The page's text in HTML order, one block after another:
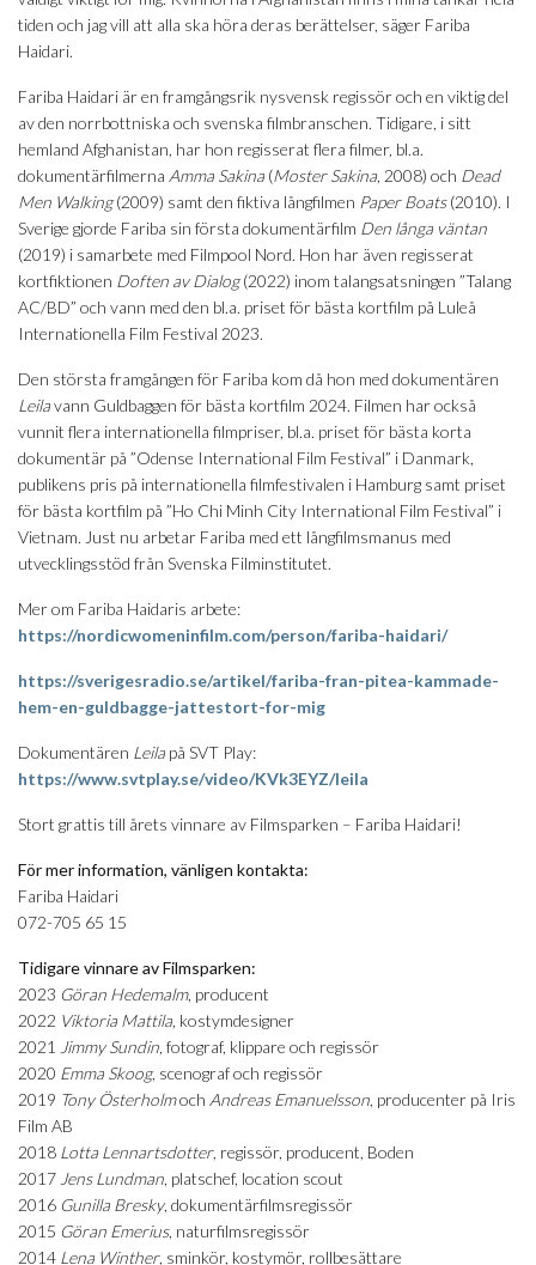
tiden och jag vill att alla ska höra deras berättelser, säger Fariba
Haidari.
Fariba Haidari är en framgångsrik nysvensk regissör och en viktig del
av den norrbottniska och svenska filmbranschen. Tidigare, i sitt
hemland Afghanistan, har hon regisserat flera filmer, bl.a.
dokumentärfilmerna Amma Sakina (Moster Sakina , 2008) och Dead
Men Walking(2009) samt den fiktiva långfilmen Paper Boats(2010). I
Sverige gjorde Fariba sin första dokumentärfilm Den långa väntan
(2019) i samarbete med Filmpool Nord. Hon har även regisserat
kortfiktionen Doften av Dialog(2022) inom talangsatsningen ”Talang
AC/BD” och vann med den bl.a. priset för bästa kortfilm på Luleå
Internationella Film Festival 2023.
Den största framgången för Fariba kom då hon med dokumentären
Leilavann Guldbaggen för bästa kortfilm 2024. Filmen har också
vunnit flera internationella filmpriser, bl.a. priset för bästa korta
dokumentär på ”Odense International Film Festival” i Danmark,
publikens pris på internationella filmfestivalen i Hamburg samt priset
för bästa kortfilm på ”Ho Chi Minh City International Film Festival” i
Vietnam. Just nu arbetar Fariba med ett långfilmsmanus med
utvecklingsstöd från Svenska Filminstitutet.
Mer om Fariba Haidaris arbete:
https://nordicwomeninfilm.com/person/fariba-haidari/
https://sverigesradio.se/artikel/fariba-fran-pitea-kammade-
hem-en-guldbagge-jattestort-for-mig
Dokumentären Leila på SVT Play:
https://www.svtplay.se/video/KVk3EYZ/leila
Stort grattis till årets vinnare av Filmsparken – Fariba Haidari!
För mer information, vänligen kontakta:
Fariba Haidari
072-705 65 15
Tidigare vinnare av Filmsparken:
2023 Göran Hedemalm, producent
2022 Viktoria Mattila , kostymdesigner
2021 Jimmy Sundin , fotograf, klippare och regissör
2020 Emma Skoog, scenograf och regissör
2019 Tony Österholmoch Andreas Emanuelsson , producenter på Iris
Film AB
2018 Lotta Lennartsdotter, regissör, producent, Boden
2017 Jens Lundman , platschef, location scout
2016 Gunilla Bresky, dokumentärfilmsregissör
2015 Göran Emerius, naturfilmsregissör
2014 Lena Winther, sminkör, kostymör, rollbesättare